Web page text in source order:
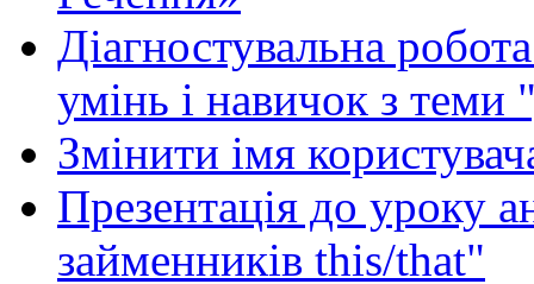
Діагностувальна
умінь і навичок з теми
Змінити імя
Презентація до уроку
займенників this/that"